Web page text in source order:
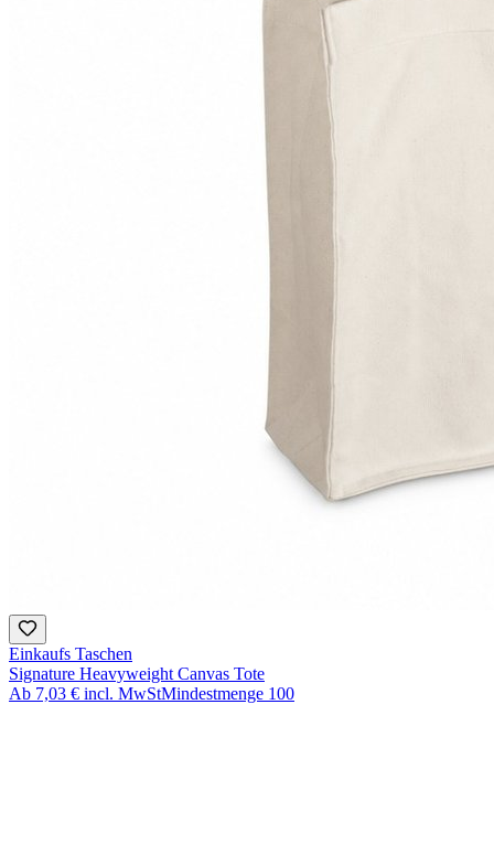
Einkaufs Taschen
Signature Heavyweight Canvas Tote
Ab 7,03 € incl. MwStMindestmenge 100